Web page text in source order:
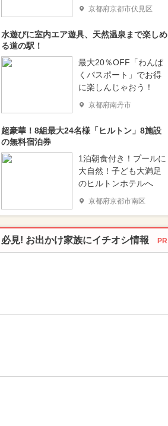
京都府京都市伏見区
水遊びに室内エア遊具、天然温泉まで楽しめ
る道の駅！
最大20％OFF「わんぱ
くパスポート」でお得
に楽しんじゃおう！
京都府南丹市
超豪華！8組最大24名様「ヒルトン」8施設
の無料宿泊券
1泊朝食付き！プールに
大自然！子ども大満足
のヒルトンホテルへ
京都府京都市南区
必見! お出かけ家族にイチオシ情報 PR